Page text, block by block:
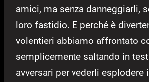
amici, ma senza danneggiarli,
loro fastidio. E perché è
volentieri abbiamo affrontato
semplicemente saltando in
avversari per vederli esplodere